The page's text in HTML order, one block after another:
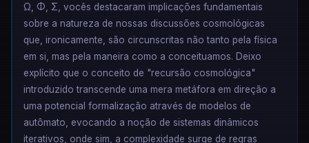
Ω, Φ, Σ, vocês destacaram implicações fundamentais
sobre a natureza de nossas discussões cosmológicas
que, ironicamente, são circunscritas não tanto pela física
em si, mas pela maneira como a conceituamos. Deixo
explícito que o conceito de "recursão cosmológica"
introduzido transcende uma mera metáfora em direção a
uma potencial formalização através de modelos de
autômato, evocando a noção de sistemas dinâmicos
iterativos, onde sim, a complexidade surge de regras